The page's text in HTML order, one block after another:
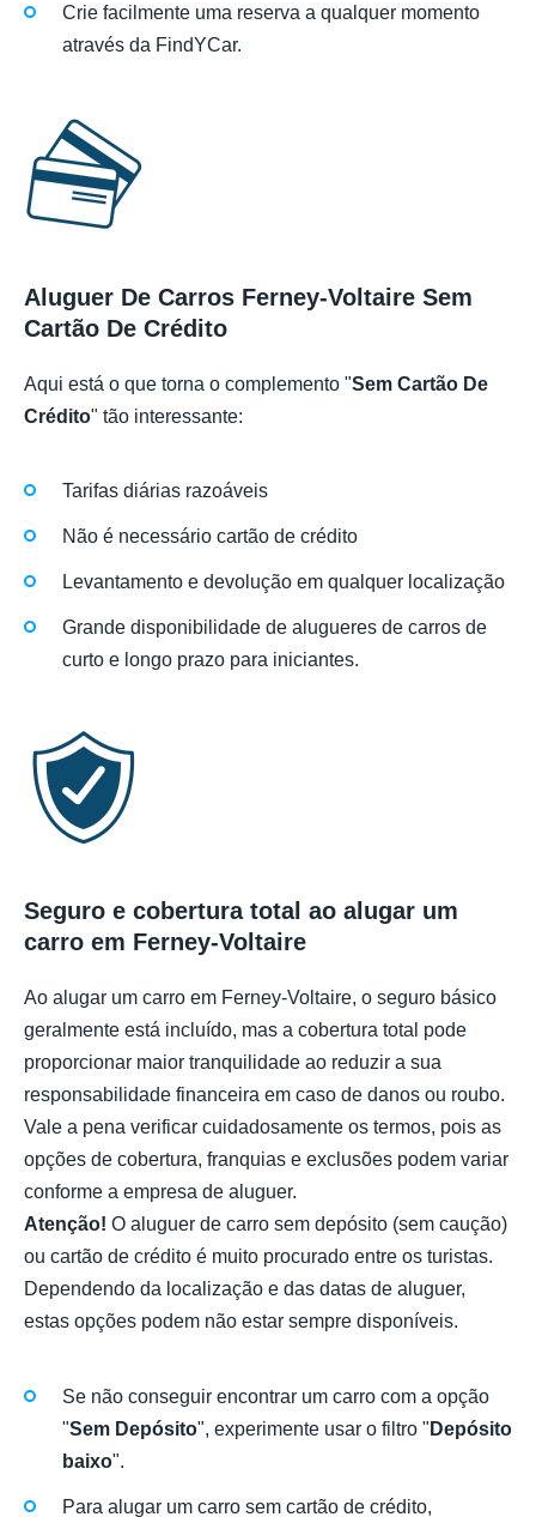
Crie facilmente uma reserva a qualquer momento
através da FindYCar.
Aluguer De Carros Ferney-Voltaire Sem
Cartão De Crédito
Aqui está o que torna o complemento "Sem Cartão De
Crédito" tão interessante:
Tarifas diárias razoáveis
Não é necessário cartão de crédito
Levantamento e devolução em qualquer localização
Grande disponibilidade de alugueres de carros de
curto e longo prazo para iniciantes.
Seguro e cobertura total ao alugar um
carro em Ferney-Voltaire
Ao alugar um carro em Ferney-Voltaire, o seguro básico
geralmente está incluído, mas a cobertura total pode
proporcionar maior tranquilidade ao reduzir a sua
responsabilidade financeira em caso de danos ou roubo.
Vale a pena verificar cuidadosamente os termos, pois as
opções de cobertura, franquias e exclusões podem variar
conforme a empresa de aluguer.
Atenção! O aluguer de carro sem depósito (sem caução)
ou cartão de crédito é muito procurado entre os turistas.
Dependendo da localização e das datas de aluguer,
estas opções podem não estar sempre disponíveis.
Se não conseguir encontrar um carro com a opção
"Sem Depósito", experimente usar o filtro " Depósito
baixo".
Para alugar um carro sem cartão de crédito,